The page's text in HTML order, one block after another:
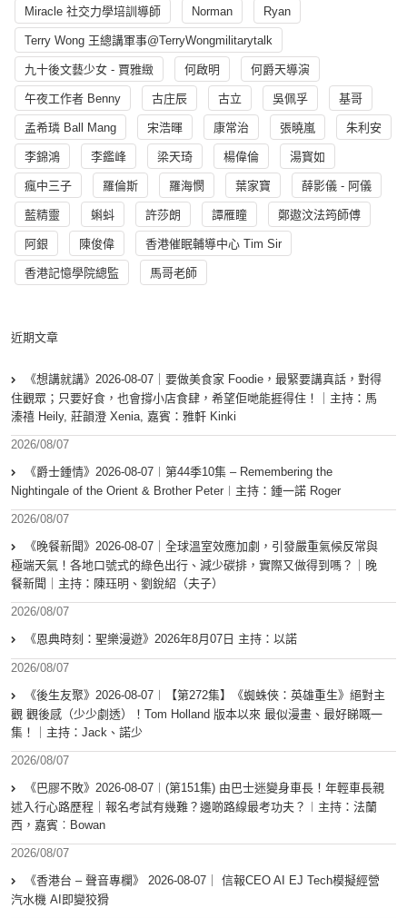
Miracle 社交力學培訓導師 Norman Ryan
Terry Wong 王總講軍事@TerryWongmilitarytalk
九十後文藝少女 - 賈雅緻 何啟明 何爵天導演
午夜工作者 Benny 古庄辰 古立 吳佩孚 基哥
孟希璘 Ball Mang 宋浩暉 康常治 張曉嵐 朱利安
李錦鴻 李鑑峰 梁天琦 楊偉倫 湯寳如
瘋中三子 羅倫斯 羅海憫 葉家寶 薛影儀 - 阿儀
藍精靈 蝌蚪 許莎朗 譚雁瞳 鄭遨汶法筠師傅
阿銀 陳俊偉 香港催眠輔導中心 Tim Sir
香港記憶學院總監 馬哥老師
近期文章
《想講就講》2026-08-07｜要做美食家 Foodie，最緊要講真話，對得
住觀眾；只要好食，也會撐小店食肆，希望佢哋能捱得住！｜主持：馬
溱禧 Heily, 莊韻澄 Xenia, 嘉賓：雅軒 Kinki
2026/08/07
《爵士鍾情》2026-08-07︱第44季10集 – Remembering the
Nightingale of the Orient & Brother Peter︱主持：鍾一諾 Roger
2026/08/07
《晚餐新聞》2026-08-07｜全球溫室效應加劇，引發嚴重氣候反常與
極端天氣！各地口號式的綠色出行、減少碳排，實際又做得到嗎？｜晚
餐新聞｜主持：陳珏明、劉銳紹（夫子）
2026/08/07
《恩典時刻：聖樂漫遊》2026年8月07日 主持：以諾
2026/08/07
《後生友聚》2026-08-07︱【第272集】《蜘蛛俠：英雄重生》絕對主
觀 觀後感（少少劇透）！Tom Holland 版本以來 最似漫畫、最好睇嘅一
集！｜主持：Jack、諾少
2026/08/07
《巴膠不敗》2026-08-07︱(第151集) 由巴士迷變身車長！年輕車長親
述入行心路歷程｜報名考試有幾難？邊啲路線最考功夫？︱主持：法蘭
西，嘉賓︰Bowan
2026/08/07
《香港台 – 聲音專欄》 2026-08-07｜ 信報CEO AI EJ Tech模擬經營
汽水機 AI即變狡猾